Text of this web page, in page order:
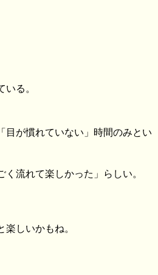
る。
目が慣れていない」時間のみとい
流れて楽しかった」らしい。
しいかもね。